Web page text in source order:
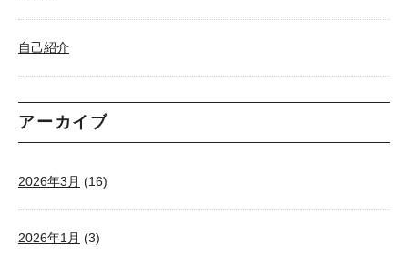
自己紹介
アーカイブ
2026年3月 (16)
2026年1月 (3)